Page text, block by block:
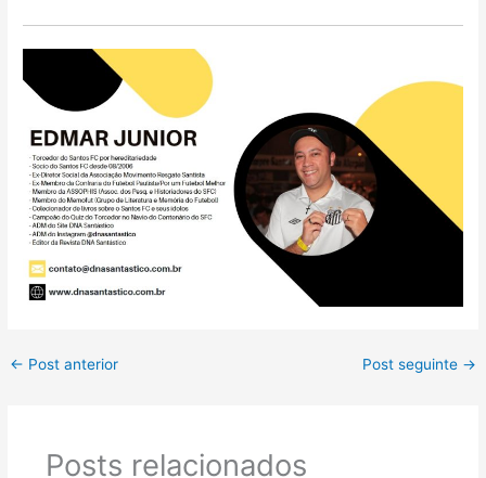
← Post anterior Post seguinte →
Posts relacionados